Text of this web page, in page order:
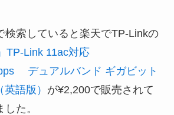
検索していると楽天でTP-Linkの
TP-Link 11ac対応
デュアルバンド ギガビット
語版） が¥2,200で販売されて
た。